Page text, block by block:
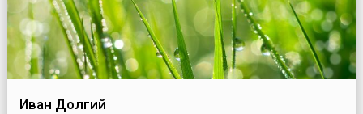
Иван Долгий